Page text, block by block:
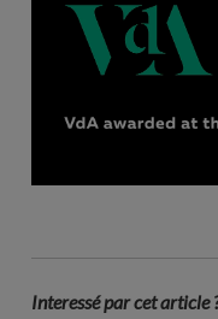
Interessé par cet article